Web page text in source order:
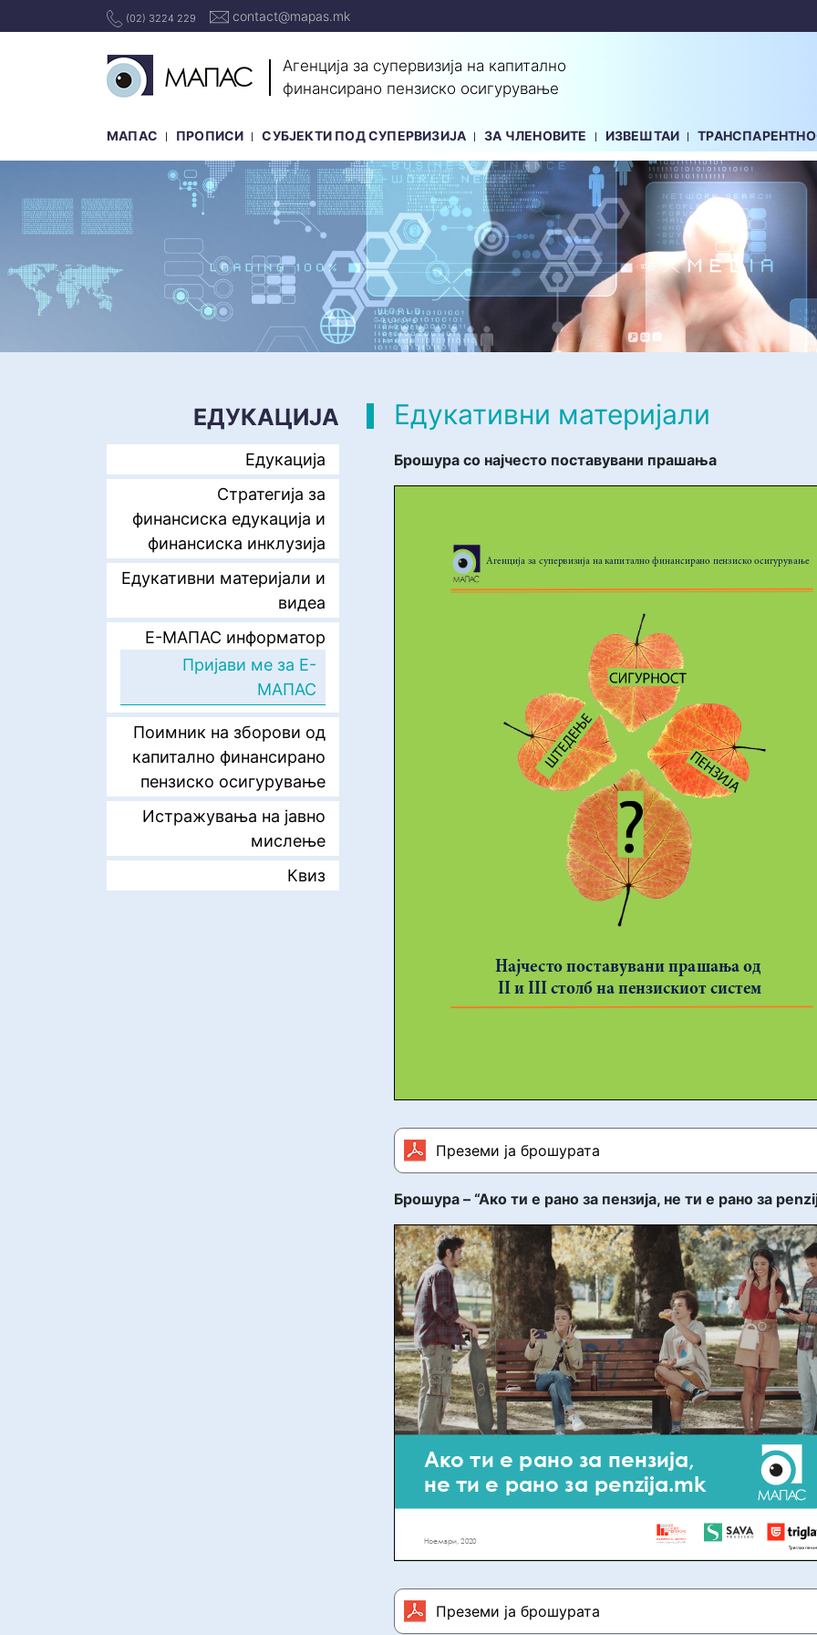
(02) 3224 229 contact@mapas.mk
Агенција за супервизија на капитално
финансирано пензиско осигурување
МАПАС ПРОПИСИ СУБЈЕКТИ ПОД СУПЕРВИЗИЈА ЗА ЧЛЕНОВИТЕ ИЗВЕШТАИ
ЕДУКАЦИЈА
Едукација
Стратегија за
финансиска едукација и
финансиска инклузија
Едукативни материјали и
видеа
E-МАПАС информатор
Пријави ме за Е-
МАПАС
Поимник на зборови од
капитално финансирано
пензиско осигурување
Истражувања на јавно
мислење
Квиз
Едукативни материјали
Брошура со најчесто поставувани прашања
Преземи ја брошурата
Брошура – “Ако ти е рано за пензија, не ти е рано за
Преземи ја брошурата